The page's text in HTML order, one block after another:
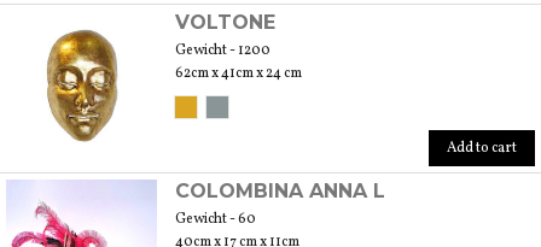
VOLTONE
Gewicht - 1200
62cm x 41cm x 24 cm
Add to cart
COLOMBINA ANNA L
Gewicht - 60
40cm x 17 cm x 11cm